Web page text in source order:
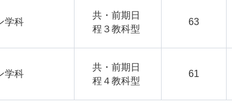
学科
共・前期日
程３教科型
63
学科
共・前期日
程４教科型
61